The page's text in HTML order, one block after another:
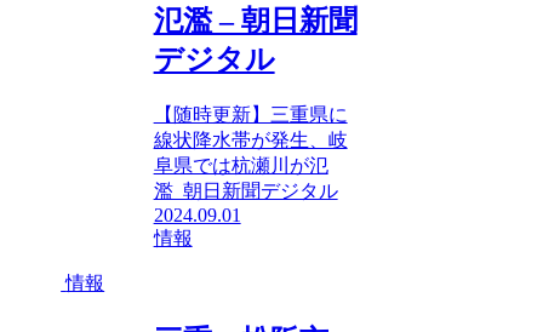
氾濫 – 朝日新聞
デジタル
【随時更新】三重県に
線状降水帯が発生、岐
阜県では杭瀬川が氾
濫 朝日新聞デジタル
2024.09.01
情報
情報